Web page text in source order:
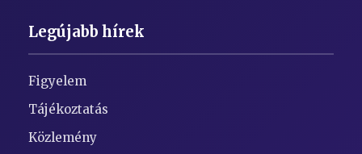
Legújabb hírek
Figyelem
Tájékoztatás
Közlemény